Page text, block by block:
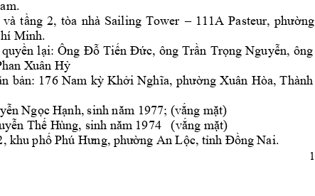
1
và tầng 2, tòa nhà Sailing Tower – 111A Pasteur, phường
í Minh.
quyền lại: Ông Đỗ Tiến Đức, ông Trần Trọng Nguyễn, ông
Xuân Hỷ
bản: 176 Nam kỳ Khởi Nghĩa, phường Xuân Hòa, Thành
yễn Ngọc Hạnh, sinh năm 1977; (vắng mặt)
Thế Hùng, sinh năm 1974   (vắng mặt)
khu phố Phú Hưng, phường An Lộc, tỉnh Đồng Nai.